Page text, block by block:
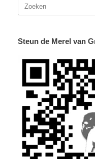
Zoeken
Steun de Merel van